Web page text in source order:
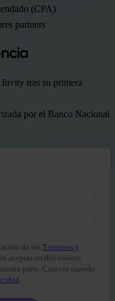
(CPA)
partners
tras su primera
por el Banco Nacional
de los Términos y
aceptas recibir correos
parte. Cancela cuando
.